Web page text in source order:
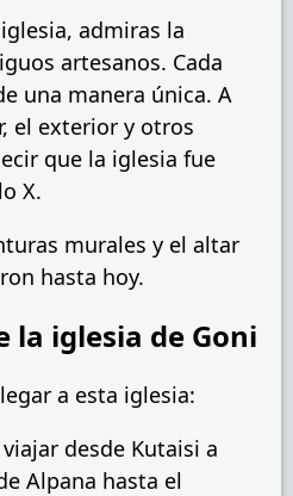
admiras la
artesanos. Cada
una manera única. A
el exterior y otros
que la iglesia fue
X.
murales y el altar
hasta hoy.
la iglesia de Goni
a esta iglesia:
desde Kutaisi a
Alpana hasta el